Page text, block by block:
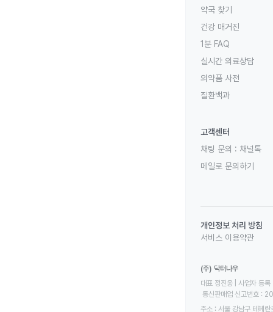
약국 찾기
건강 매거진
1분 FAQ
실시간 의료상담
의약품 사전
질환백과
고객센터
채팅 문의 : 채널톡
메일로 문의하기
개인정보 처리 방침
서비스 이용약관
(주) 닥터나우
대표 정진웅 | 사업자
통신판매업 신고번호
주소 : 서울 강남구 테헤